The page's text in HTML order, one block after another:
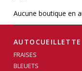
Aucune boutique en
AUTOCUEILLETTE
FRAISES
BLEUETS